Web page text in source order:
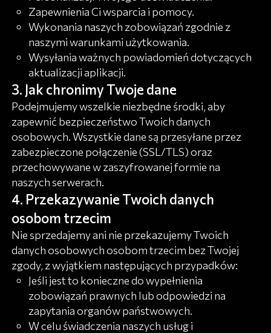
Zapewnienia Ci wsparcia i pomocy.
Wykonania naszych zobowiązań zgodnie z
naszymi warunkami użytkowania.
Wysyłania ważnych powiadomień dotyczących
aktualizacji aplikacji.
Jak chronimy Twoje dane
Podejmujemy wszelkie niezbędne środki, aby
zapewnić bezpieczeństwo Twoich danych
osobowych. Wszystkie dane są przesyłane przez
zabezpieczone połączenie (SSL/TLS) oraz
przechowywane w zaszyfrowanej formie na
naszych serwerach.
Przekazywanie Twoich danych
osobom trzecim
Nie sprzedajemy ani nie przekazujemy Twoich
danych osobowych osobom trzecim bez Twojej
zgody, z wyjątkiem następujących przypadków:
Jeśli jest to konieczne do wypełnienia
zobowiązań prawnych lub odpowiedzi na
zapytania organów państwowych.
W celu świadczenia naszych usług i